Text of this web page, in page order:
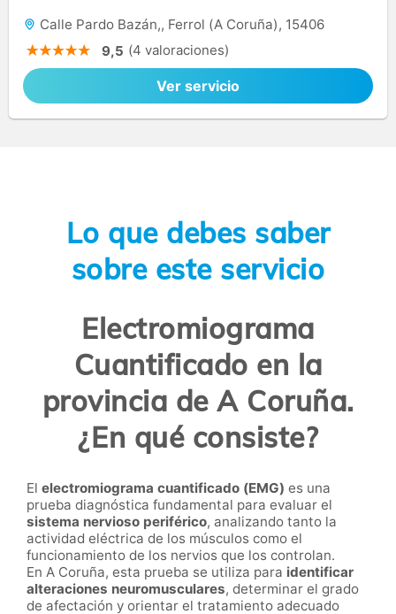
Calle Pardo Bazán,, Ferrol (A Coruña), 15406
9,5 (4 valoraciones)
Ver servicio
Lo que debes saber
sobre este servicio
Electromiograma
Cuantificado en la
provincia de A Coruña.
¿En qué consiste?
El electromiograma cuantificado (EMG) es una
prueba diagnóstica fundamental para evaluar el
sistema nervioso periférico, analizando tanto la
actividad eléctrica de los músculos como el
funcionamiento de los nervios que los controlan.
En A Coruña, esta prueba se utiliza para identificar
alteraciones neuromusculares, determinar el grado
de afectación y orientar el tratamiento adecuado